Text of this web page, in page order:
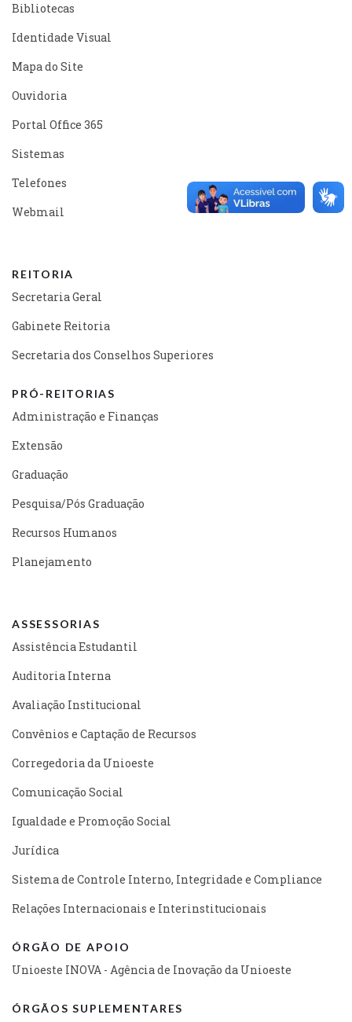
Bibliotecas
Identidade Visual
Mapa do Site
Ouvidoria
Portal Office 365
Sistemas
Telefones
Webmail
REITORIA
Secretaria Geral
Gabinete Reitoria
Secretaria dos Conselhos Superiores
PRÓ-REITORIAS
Administração e Finanças
Extensão
Graduação
Pesquisa/Pós Graduação
Recursos Humanos
Planejamento
ASSESSORIAS
Assistência Estudantil
Auditoria Interna
Avaliação Institucional
Convênios e Captação de Recursos
Corregedoria da Unioeste
Comunicação Social
Igualdade e Promoção Social
Jurídica
Sistema de Controle Interno, Integridade e Compliance
Relações Internacionais e Interinstitucionais
ÓRGÃO DE APOIO
Unioeste INOVA - Agência de Inovação da Unioeste
ÓRGÃOS SUPLEMENTARES